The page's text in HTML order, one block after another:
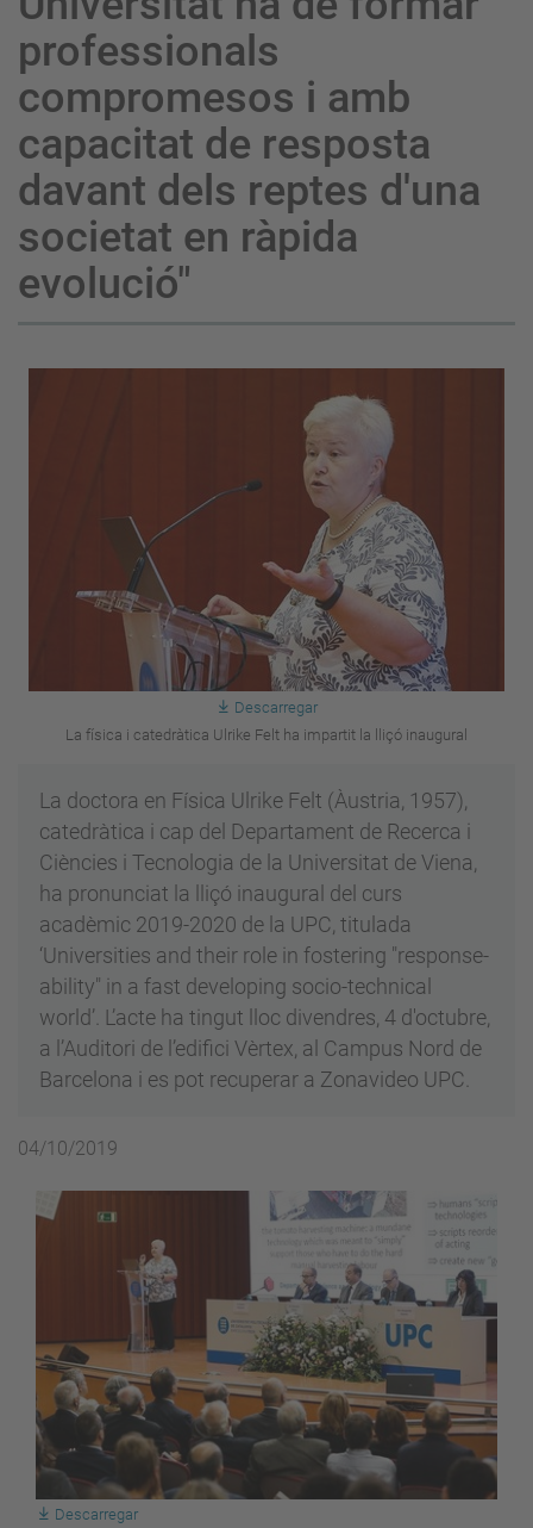
professionals
compromesos i amb
capacitat de resposta
davant dels reptes d'una
societat en ràpida
evolució"
Descarregar
La física i catedràtica Ulrike Felt ha impartit la lliçó inaugural
La doctora en Física Ulrike Felt (Àustria, 1957),
catedràtica i cap del Departament de Recerca i
Ciències i Tecnologia de la Universitat de Viena,
ha pronunciat la lliçó inaugural del curs
acadèmic 2019-2020 de la UPC, titulada
‘Universities and their role in fostering "response-
ability" in a fast developing socio-technical
world’. L’acte ha tingut lloc divendres, 4 d'octubre,
a l’Auditori de l’edifici Vèrtex, al Campus Nord de
Barcelona i es pot recuperar a Zonavideo UPC.
04/10/2019
Descarregar